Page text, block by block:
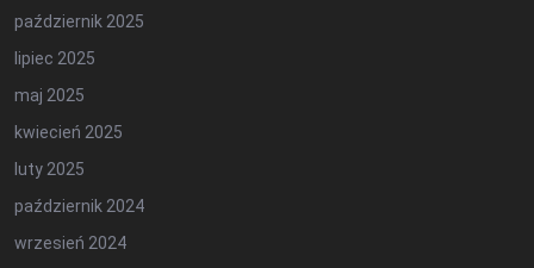
październik 2025
lipiec 2025
maj 2025
kwiecień 2025
luty 2025
październik 2024
wrzesień 2024